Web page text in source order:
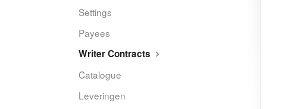
Settings
Payees
Writer Contracts
Catalogue
Leveringen